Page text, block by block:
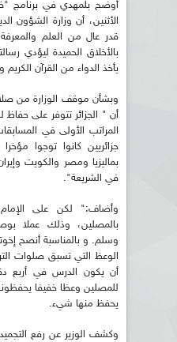
أوضح بلمهدي في برنامج
الأثنين، أن وزارة الشؤون
قدر عال من العلم
بالأخلاق الحميدة ليؤدي
يأخذ الدواء من القرآن
وبشأن موقف الوزارة من
أن " الجزائر تتوفر على حفاظ
جزائريين كانوا توجوا
بماليزيا ومصر والكويت
في الشريعة".
وأضاف:" لكن على
بالمصلين، وذلك عملا
وسلم. و بالمناسبة أنصح
الوعظ التي تسبق صلوات
أن يكون الدرس في أربع
للمصلين وعظا خفيفا
يحفظ منها شيء.
وكشف الوزير عن رفع